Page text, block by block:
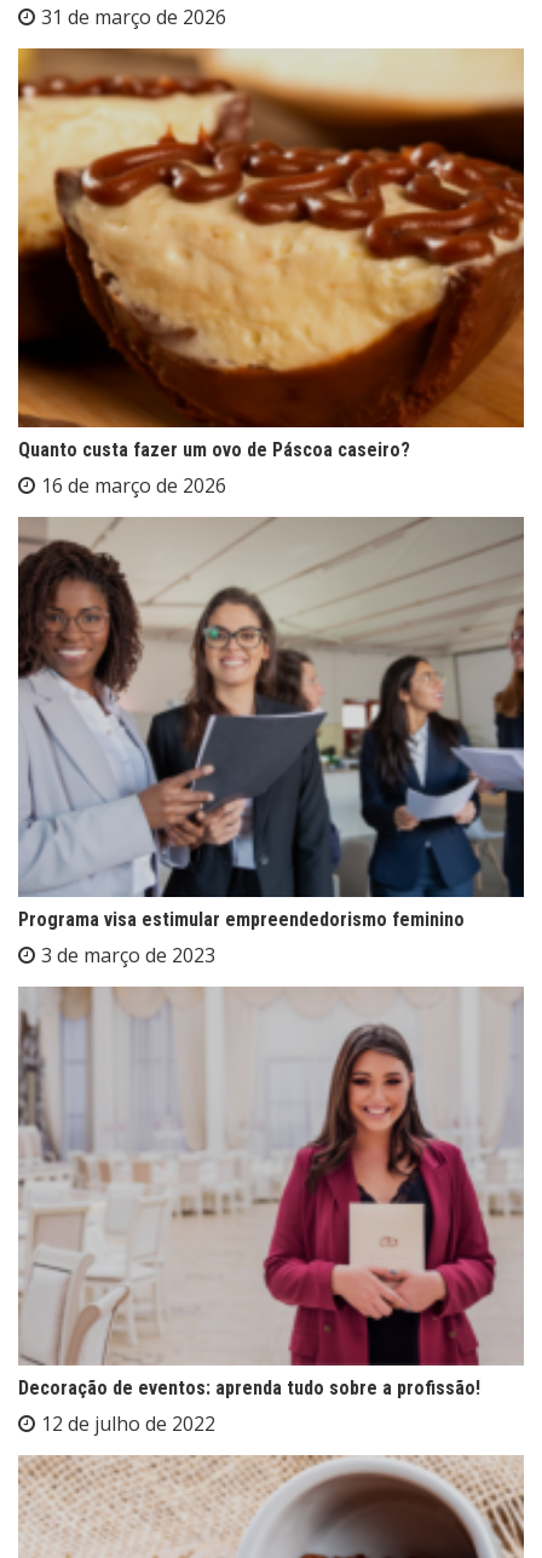
31 de março de 2026
Quanto custa fazer um ovo de Páscoa caseiro?
16 de março de 2026
Programa visa estimular empreendedorismo feminino
3 de março de 2023
Decoração de eventos: aprenda tudo sobre a profissão!
12 de julho de 2022